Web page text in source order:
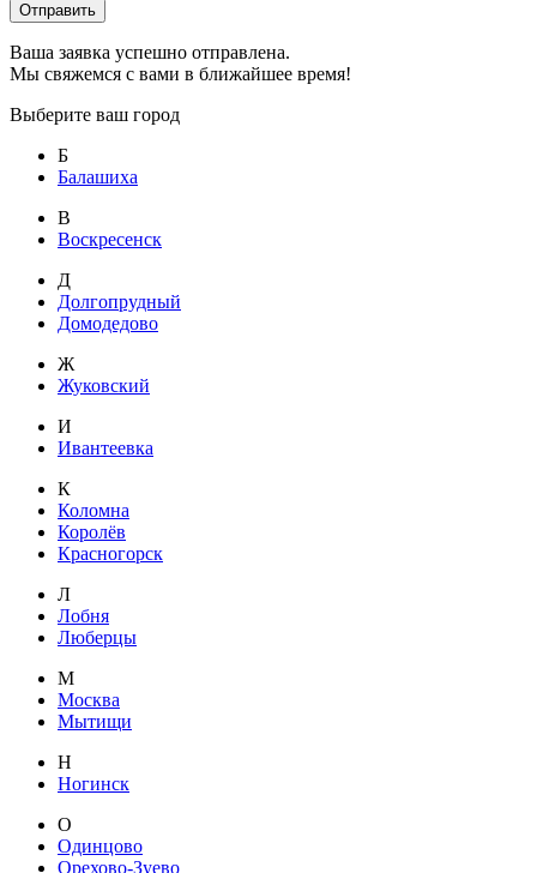
Отправить
Ваша заявка успешно отправлена.
Мы свяжемся с вами в ближайшее время!
Выберите ваш город
Б
Балашиха
В
Воскресенск
Д
Долгопрудный
Домодедово
Ж
Жуковский
И
Ивантеевка
К
Коломна
Королёв
Красногорск
Л
Лобня
Люберцы
М
Москва
Мытищи
Н
Ногинск
О
Одинцово
Орехово-Зуево